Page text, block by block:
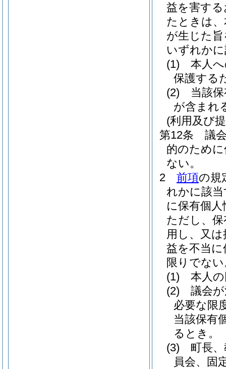
益を害す
たときは
が生じた
いずれか
(1)
本人
保護する
(2)
当該
が含まれ
(利用及び
第12条
議
的のため
ない。
2
前項の規
れかに該
に保有個
ただし、
用し、又
益を不当
限りでな
(1)
本人
(2)
議会
必要な限
当該保有
るとき。
(3)
町長
員会、固